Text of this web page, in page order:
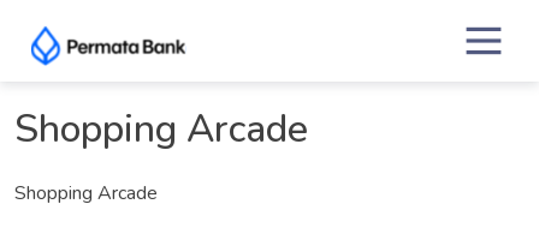
content
Shopping Arcade
Shopping Arcade